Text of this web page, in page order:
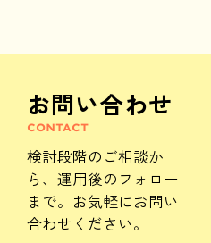
お問い合わせ
CONTACT
検討段階のご相談か
ら、 運用後のフォロー
まで。 お気軽にお問い
合わせください。